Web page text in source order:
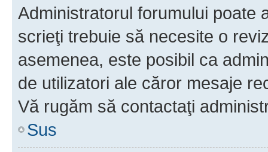
Administratorul forumului poate
scrieţi trebuie să necesite o
asemenea, este posibil ca
de utilizatori ale căror mesaje
Vă rugăm să contactaţi
Sus